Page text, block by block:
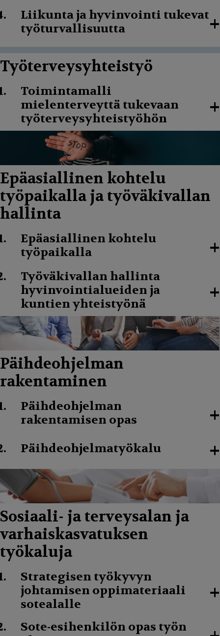
Liikunta ja hyvinvointi tukevat
työturvallisuutta
+
Työterveysyhteistyö
Toimintamalli
mielenterveyttä tukevaan
työterveysyhteistyöhön
+
Epäasiallinen kohtelu
työpaikalla ja työväkivallan
hallinta
Epäasiallinen kohtelu
työpaikalla
+
Työväkivallan hallinta
hyvinvointialueiden ja
kuntien yhteistyönä
+
Päihdeohjelman
rakentaminen
Päihdeohjelman
rakentamisen opas
+
Päihdeohjelmatyökalu +
Sosiaali- ja terveysalan ja
varhaiskasvatuksen
työkaluja
Strategisen työkyvyn
johtamisen oppimateriaali
sotealalle
+
Sote-esihenkilön opas työn